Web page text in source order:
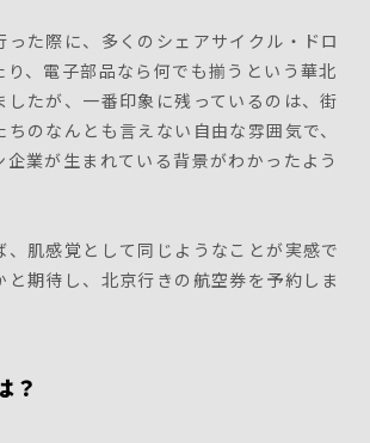
った際に、多くのシェアサイクル・ドロ
り、電子部品なら何でも揃うという華北
したが、一番印象に残っているのは、街
のなんとも言えない自由な雰囲気で、
企業が生まれている背景がわかったよう
、肌感覚として同じようなことが実感で
と期待し、北京行きの航空券を予約しま
？